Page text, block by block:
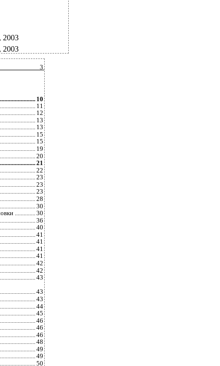
3
10
11
12
13
13
15
15
19
20
21
22
23
23
23
28
30
..............30
36
40
41
41
41
41
42
42
43
43
43
44
45
46
46
46
48
49
49
50